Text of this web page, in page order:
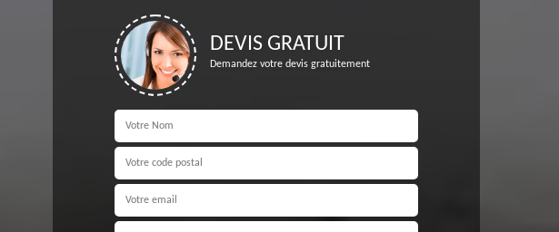
DEVIS GRATUIT
Demandez votre devis gratuitement